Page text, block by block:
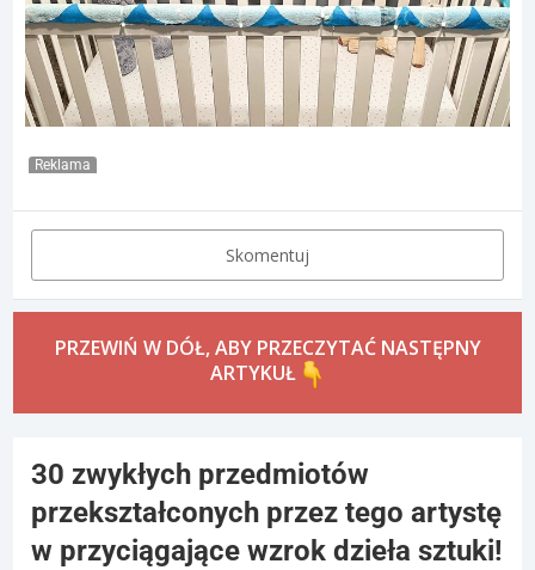
Reklama
Skomentuj
PRZEWIŃ W DÓŁ, ABY PRZECZYTAĆ NASTĘPNY
ARTYKUŁ
30 zwykłych przedmiotów
przekształconych przez tego artystę
w przyciągające wzrok dzieła sztuki!